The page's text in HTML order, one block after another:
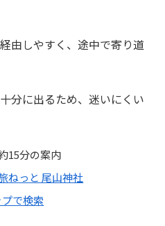
由しやすく、途中で寄り道
分に出るため、迷いにくい
15分の案内
ねっと 尾山神社
で検索